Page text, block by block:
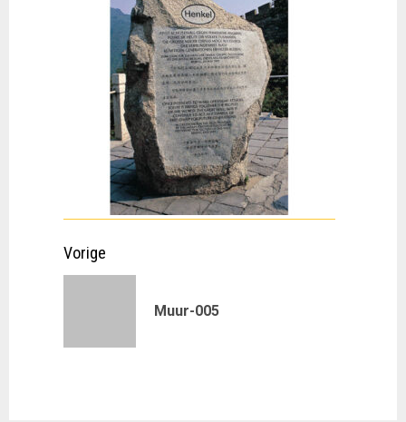
Doorgaan
Vorige
Muur-005